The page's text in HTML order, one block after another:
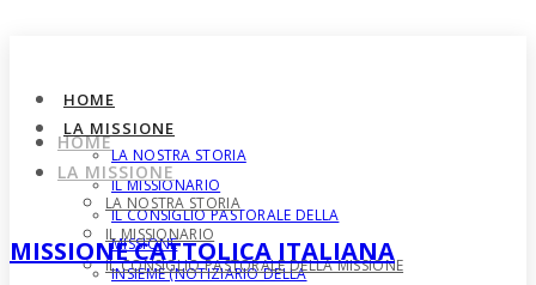
HOME
LA MISSIONE
LA NOSTRA STORIA
IL MISSIONARIO
IL CONSIGLIO PASTORALE DELLA
MISSIONE
INSIEME (NOTIZIARIO DELLA
HOME
LA MISSIONE
LA NOSTRA STORIA
IL MISSIONARIO
IL CONSIGLIO PASTORALE DELLA MISSIONE
MISSIONE CATTOLICA ITALIANA